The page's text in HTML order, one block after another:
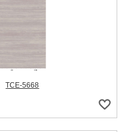
TCE-5668